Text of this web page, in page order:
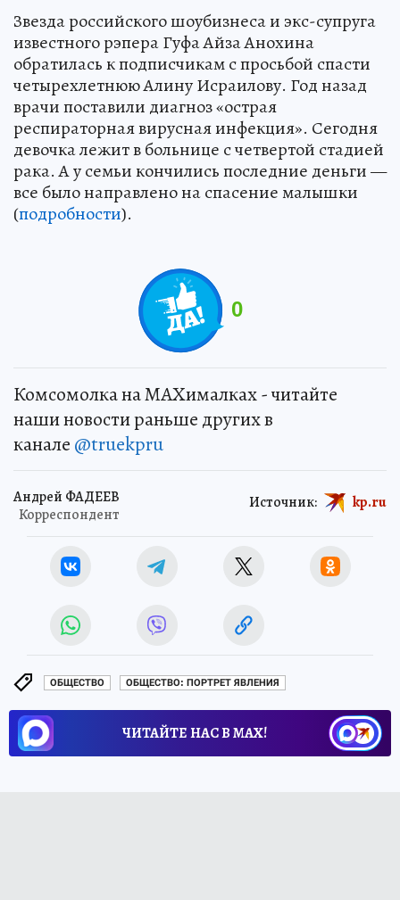
Звезда российского шоубизнеса и экс-супруга
известного рэпера Гуфа Айза Анохина
обратилась к подписчикам с просьбой спасти
четырехлетнюю Алину Исраилову. Год назад
врачи поставили диагноз «острая
респираторная вирусная инфекция». Сегодня
девочка лежит в больнице с четвертой стадией
рака. А у семьи кончились последние деньги —
все было направлено на спасение малышки
(подробности).
0
Комсомолка на MAXималках - читайте
наши новости раньше других в
канале @truekpru
Андрей ФАДЕЕВ
Корреспондент
Источник: kp.ru
ОБЩЕСТВО ОБЩЕСТВО: ПОРТРЕТ ЯВЛЕНИЯ
ЧИТАЙТЕ НАС В МАХ!